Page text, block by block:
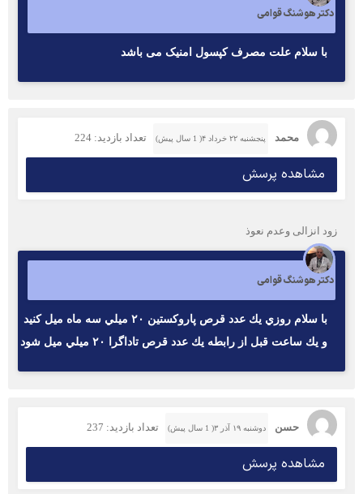
دکتر هوشنگ قوامی
با سلام علت مصرف کپسول امنیک می باشد
محمد پنجشنبه ۲۲ خرداد ۴( 1 سال پیش) تعداد بازدید: 224
مشاهده پرسش
زود انزالی وعدم نعوذ
دکتر هوشنگ قوامی
با سلام روزي يك عدد قرص پاروكستين ٢٠ ميلي سه ماه ميل كنيد
و يك ساعت قبل از رابطه يك عدد قرص تاداگرا ٢٠ ميلي ميل شود
حسن دوشنبه ۱۹ آذر ۳( 1 سال پیش) تعداد بازدید: 237
مشاهده پرسش